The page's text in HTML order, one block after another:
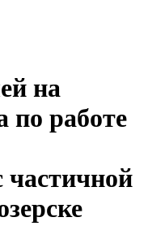
на
по работе
частичной